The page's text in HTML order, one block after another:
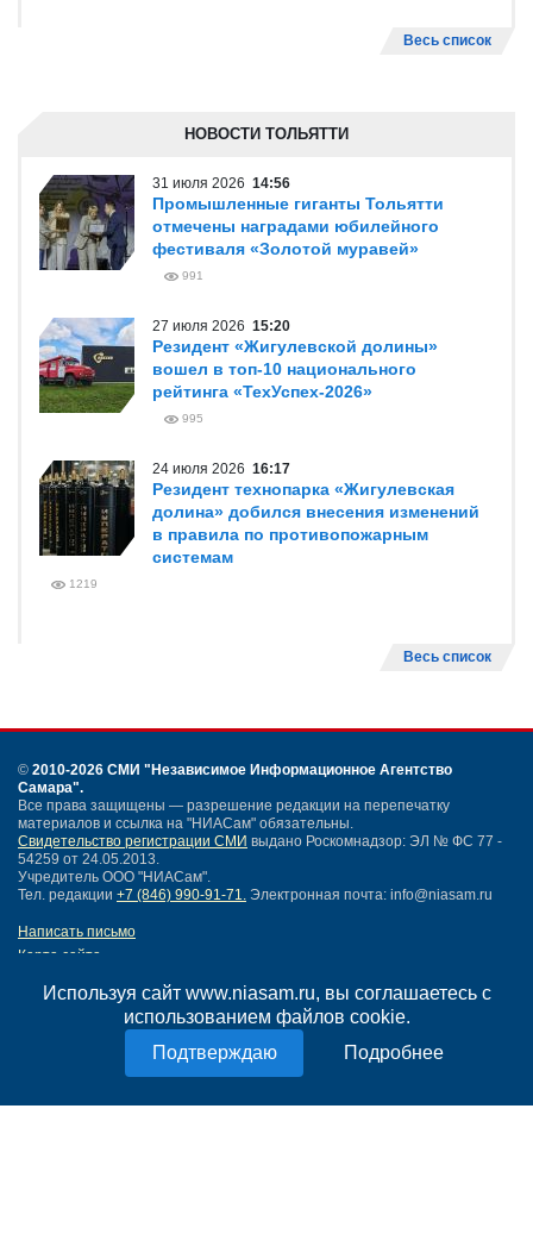
Используя сайт www.niasam.ru, вы соглашаетесь с
использованием файлов cookie.
Подробнее
Весь список
НОВОСТИ ТОЛЬЯТТИ
31 июля 2026 14:56
Промышленные гиганты Тольятти
отмечены наградами юбилейного
фестиваля «Золотой муравей»
991
27 июля 2026 15:20
Резидент «Жигулевской долины»
вошел в топ-10 национального
рейтинга «ТехУспех-2026»
995
24 июля 2026 16:17
Резидент технопарка «Жигулевская
долина» добился внесения изменений
в правила по противопожарным
системам
1219
Весь список
© 2010-2026 СМИ "Независимое Информационное Агентство
Самара".
Все права защищены — разрешение редакции на перепечатку
материалов и ссылка на "НИАСам" обязательны.
Свидетельство регистрации СМИ выдано Роскомнадзор: ЭЛ № ФС 77 -
54259 от 24.05.2013.
Учредитель ООО "НИАСам".
Тел. редакции +7 (846) 990-91-71. Электронная почта: info@niasam.ru
Написать письмо
Карта сайта
Политика конфиденциальности
Согласие на обработку персональных данных